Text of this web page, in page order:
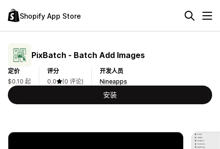
Shopify App Store
PixBatch ‑ Batch Add Images
定价
$0.10 起
评分
0.0
(0 评论)
开发人员
Nineapps
安装